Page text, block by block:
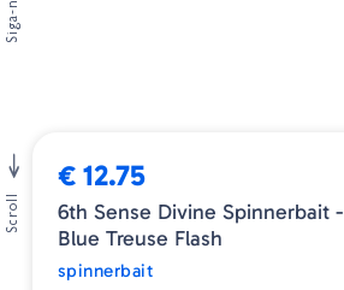
€ 12.75
6th Sense Divine Spinnerbait -
Blue Treuse Flash
spinnerbait
Siga-nos
Scroll